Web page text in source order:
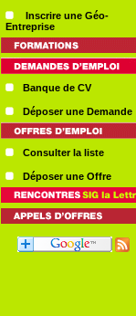
Inscrire une Géo-
Entreprise
Banque de CV
Déposer une Demande
Consulter la liste
Déposer une Offre